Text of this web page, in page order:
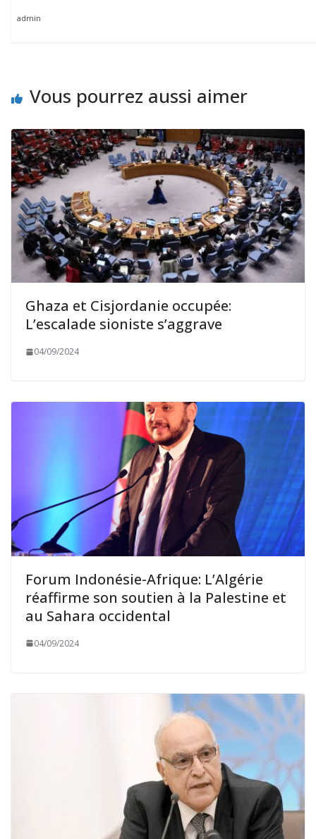
admin
Vous pourrez aussi aimer
Ghaza et Cisjordanie occupée:
L’escalade sioniste s’aggrave
04/09/2024
Forum Indonésie-Afrique: L’Algérie
réaffirme son soutien à la Palestine et
au Sahara occidental
04/09/2024